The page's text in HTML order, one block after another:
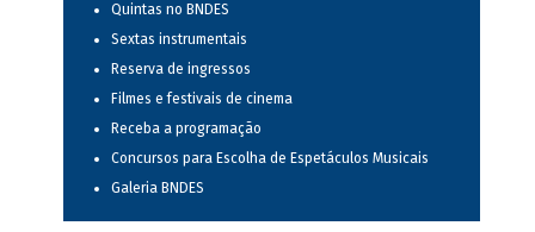
Quintas no BNDES
Sextas instrumentais
Reserva de ingressos
Filmes e festivais de cinema
Receba a programação
Concursos para Escolha de Espetáculos Musicais
Galeria BNDES